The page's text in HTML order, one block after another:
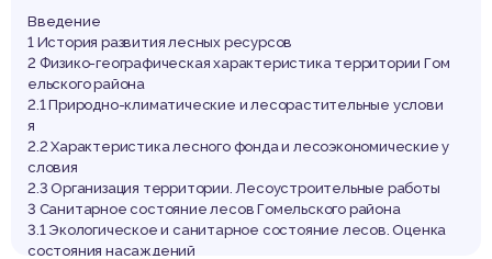
Введение
1 История развития лесных ресурсов
2 Физико-географическая характеристика территории Гом
ельского района
2.1 Природно-климатические и лесорастительные услови
я
2.2 Характеристика лесного фонда и лесоэкономические у
словия
2.3 Организация территории. Лесоустроительные работы
3 Санитарное состояние лесов Гомельского района
3.1 Экологическое и санитарное состояние лесов. Оценка
состояния насаждений